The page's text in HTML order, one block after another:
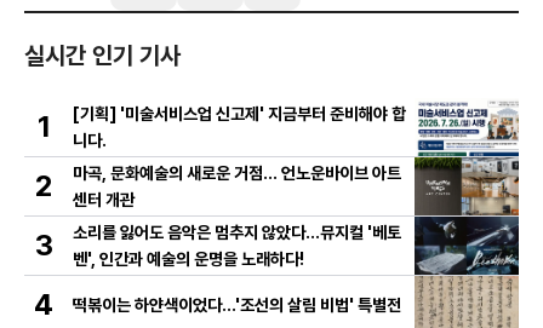
실시간 인기 기사
1
[기획] '미술서비스업 신고제' 지금부터 준비해야 합
니다.
2
마곡, 문화예술의 새로운 거점… 언노운바이브 아트
센터 개관
3
소리를 잃어도 음악은 멈추지 않았다…뮤지컬 '베토
벤', 인간과 예술의 운명을 노래하다!
4 떡볶이는 하얀색이었다...'조선의 살림 비법' 특별전